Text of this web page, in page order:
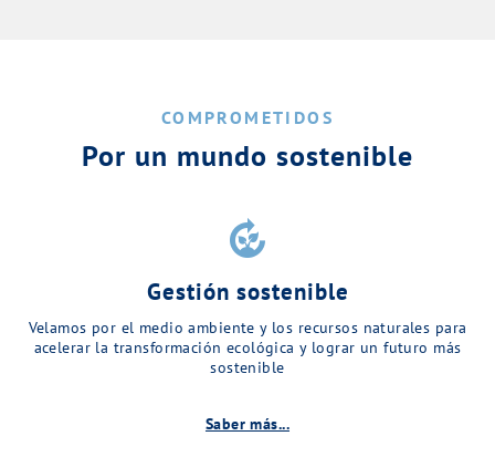
COMPROMETIDOS
Por un mundo sostenible
compost
Gestión sostenible
Velamos por el medio ambiente y los recursos naturales para
acelerar la transformación ecológica y lograr un futuro más
sostenible
Saber más...